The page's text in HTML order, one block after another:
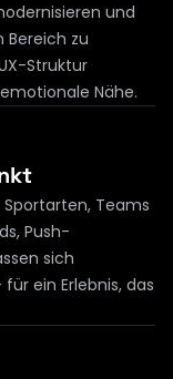
und
zu
Struktur
Nähe.
Teams
Push-
sich
ein Erlebnis, das